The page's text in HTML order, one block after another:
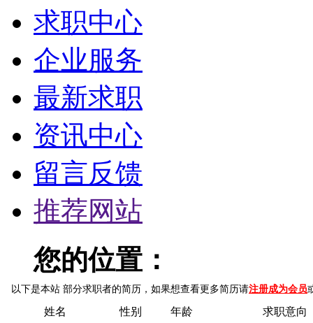
求职中心
企业服务
最新求职
资讯中心
留言反馈
推荐网站
您的位置：
以下是本站 部分求职者的简历，如果想查看更多简历请注册成为会员
姓名 性别 年龄
求职意向